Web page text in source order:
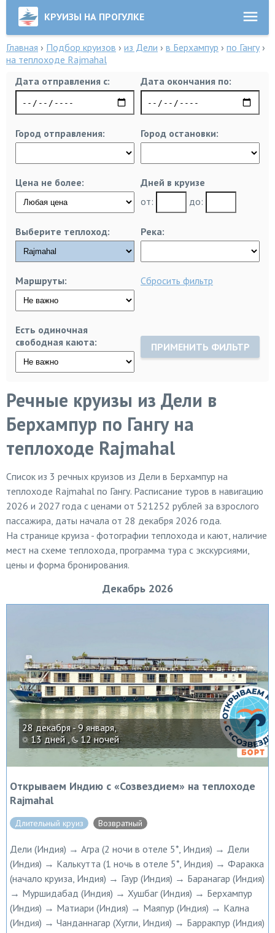
КРУИЗЫ НА ПРОГУЛКЕ
Главная › Подбор круизов › из Дели › в Берхампур › по Гангу ›
на теплоходе Rajmahal
Дата отправления с:
Дата окончания по:
Город отправления: Город остановки:
Цена не более:
Дней в круизе
от:
до:
Выберите теплоход: Река:
Маршруты: Сбросить фильтр
Есть одиночная
свободная каюта:
ПРИМЕНИТЬ ФИЛЬТР
Речные круизы из Дели в
Берхампур по Гангу на
теплоходе Rajmahal
Список из 3 речных круизов из Дели в Берхампур на
теплоходе Rajmahal по Гангу. Расписание туров в навигацию
2026 и 2027 года с ценами от 521252 рублей за взрослого
пассажира, даты начала от 28 декабря 2026 года.
На странице круиза - фотографии теплохода и кают, наличие
мест на схеме теплохода, программа тура с экскурсиями,
цены и форма бронирования.
Декабрь 2026
28 декабря - 9 января,
13 дней , 12 ночей
Открываем Индию с «Созвездием» на теплоходе
Rajmahal
Длительный круиз Возвратный
Дели (Индия) → Агра (2 ночи в отеле 5*, Индия) → Дели
(Индия) → Калькутта (1 ночь в отеле 5*, Индия) → Фаракка
(начало круиза, Индия) → Гаур (Индия) → Баранагар (Индия)
→ Муршидабад (Индия) → Хушбаг (Индия) → Берхампур
(Индия) → Матиари (Индия) → Маяпур (Индия) → Кална
(Индия) → Чанданнагар (Хугли, Индия) → Барракпур (Индия)